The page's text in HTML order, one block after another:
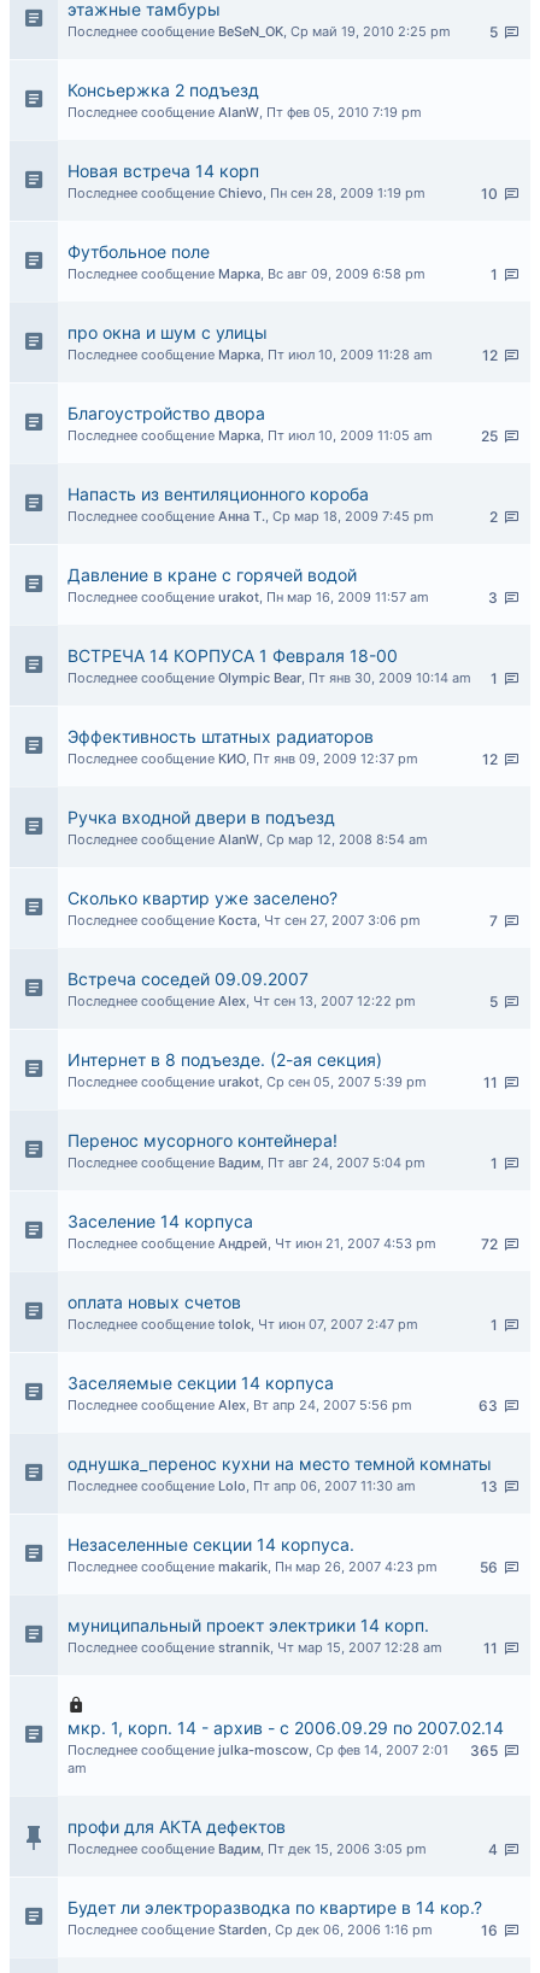
этажные тамбуры
5
Последнее сообщение BeSeN_OK, Ср май 19, 2010 2:25 pm
Консьержка 2 подъезд
Последнее сообщение AlanW, Пт фев 05, 2010 7:19 pm
Новая встреча 14 корп
10
Последнее сообщение Chievo, Пн сен 28, 2009 1:19 pm
Футбольное поле
1
Последнее сообщение Марка, Вс авг 09, 2009 6:58 pm
про окна и шум с улицы
12
Последнее сообщение Марка, Пт июл 10, 2009 11:28 am
Благоустройство двора
25
Последнее сообщение Марка, Пт июл 10, 2009 11:05 am
Напасть из вентиляционного короба
2
Последнее сообщение Анна Т., Ср мар 18, 2009 7:45 pm
Давление в кране с горячей водой
3
Последнее сообщение urakot, Пн мар 16, 2009 11:57 am
ВСТРЕЧА 14 КОРПУСА 1 Февраля 18-00
1
Последнее сообщение Olympic Bear, Пт янв 30, 2009 10:14 am
Эффективность штатных радиаторов
12
Последнее сообщение КИО, Пт янв 09, 2009 12:37 pm
Ручка входной двери в подъезд
Последнее сообщение AlanW, Ср мар 12, 2008 8:54 am
Сколько квартир уже заселено?
7
Последнее сообщение Коста, Чт сен 27, 2007 3:06 pm
Встреча соседей 09.09.2007
5
Последнее сообщение Alex, Чт сен 13, 2007 12:22 pm
Интернет в 8 подъезде. (2-ая секция)
11
Последнее сообщение urakot, Ср сен 05, 2007 5:39 pm
Перенос мусорного контейнера!
1
Последнее сообщение Вадим, Пт авг 24, 2007 5:04 pm
Заселение 14 корпуса
72
Последнее сообщение Андрей, Чт июн 21, 2007 4:53 pm
оплата новых счетов
1
Последнее сообщение tolok, Чт июн 07, 2007 2:47 pm
Заселяемые секции 14 корпуса
63
Последнее сообщение Alex, Вт апр 24, 2007 5:56 pm
однушка_перенос кухни на место темной комнаты
13
Последнее сообщение Lolo, Пт апр 06, 2007 11:30 am
Незаселенные секции 14 корпуса.
56
Последнее сообщение makarik, Пн мар 26, 2007 4:23 pm
муниципальный проект электрики 14 корп.
11
Последнее сообщение strannik, Чт мар 15, 2007 12:28 am
мкр. 1, корп. 14 - архив - с 2006.09.29 по 2007.02.14
365
Последнее сообщение julka-moscow, Ср фев 14, 2007 2:01
am
профи для АКТА дефектов
4
Последнее сообщение Вадим, Пт дек 15, 2006 3:05 pm
Будет ли электроразводка по квартире в 14 кор.?
16
Последнее сообщение Starden, Ср дек 06, 2006 1:16 pm